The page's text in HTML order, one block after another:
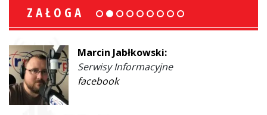
ZAŁOGA
Marcin Jabłkowski:
Serwisy Informacyjne
facebook